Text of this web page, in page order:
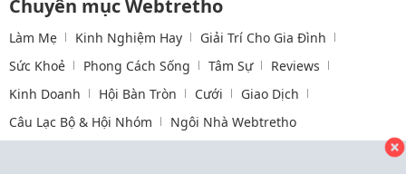
Chuyên mục Webtretho
Làm Mẹ Kinh Nghiệm Hay
Giải Trí Cho Gia Đình
Sức Khoẻ
Phong Cách Sống Tâm Sự
Reviews
Kinh Doanh
Hội Bàn Tròn Cưới
Giao Dịch
Câu Lạc Bộ & Hội Nhóm
Ngôi Nhà Webtretho